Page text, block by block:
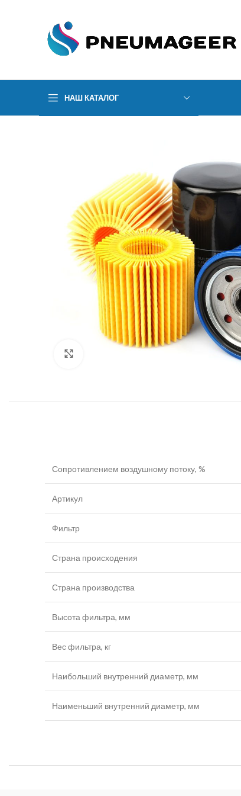
НАШ КАТАЛОГ
Сопротивлением воздушному потоку, %
Артикул
Фильтр
Страна происходения
Страна производства
Высота фильтра, мм
Вес фильтра, кг
Наибольший внутренний диаметр, мм
Наименьший внутренний диаметр, мм